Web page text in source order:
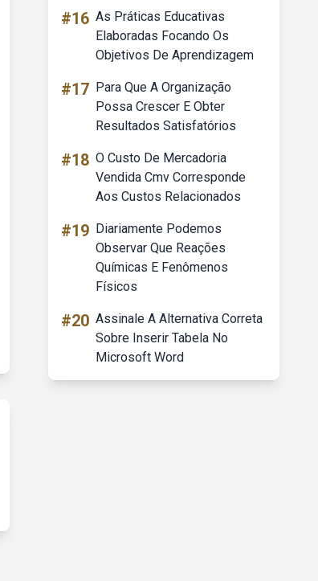
#16 As Práticas Educativas
Elaboradas Focando Os
Objetivos De Aprendizagem
#17 Para Que A Organização
Possa Crescer E Obter
Resultados Satisfatórios
#18 O Custo De Mercadoria
Vendida Cmv Corresponde
Aos Custos Relacionados
#19 Diariamente Podemos
Observar Que Reações
Químicas E Fenômenos
Físicos
#20 Assinale A Alternativa Correta
Sobre Inserir Tabela No
Microsoft Word